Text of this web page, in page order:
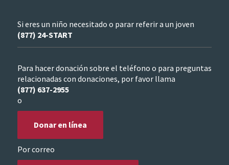
Si eres un niño necesitado o parar referir a un joven
(877) 24-START
Para hacer donación sobre el teléfono o para preguntas
relacionadas con donaciones, por favor llama
(877) 637-2955
o
Donar en línea
Por correo